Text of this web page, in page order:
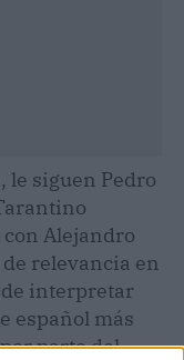
le siguen Pedro
con Alejandro
relevancia en
interpretar
español más
parte del